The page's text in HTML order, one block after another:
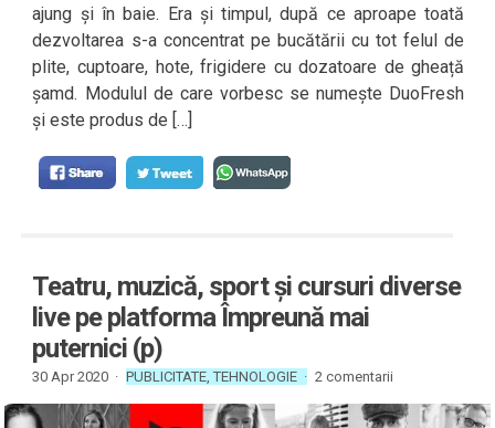
ajung și în baie. Era și timpul, după ce aproape toată
dezvoltarea s-a concentrat pe bucătării cu tot felul de
plite, cuptoare, hote, frigidere cu dozatoare de gheață
șamd. Modulul de care vorbesc se numește DuoFresh
și este produs de […]
Teatru, muzică, sport și cursuri diverse
live pe platforma Împreună mai
puternici (p)
30 Apr 2020 · PUBLICITATE,TEHNOLOGIE · 2 comentarii